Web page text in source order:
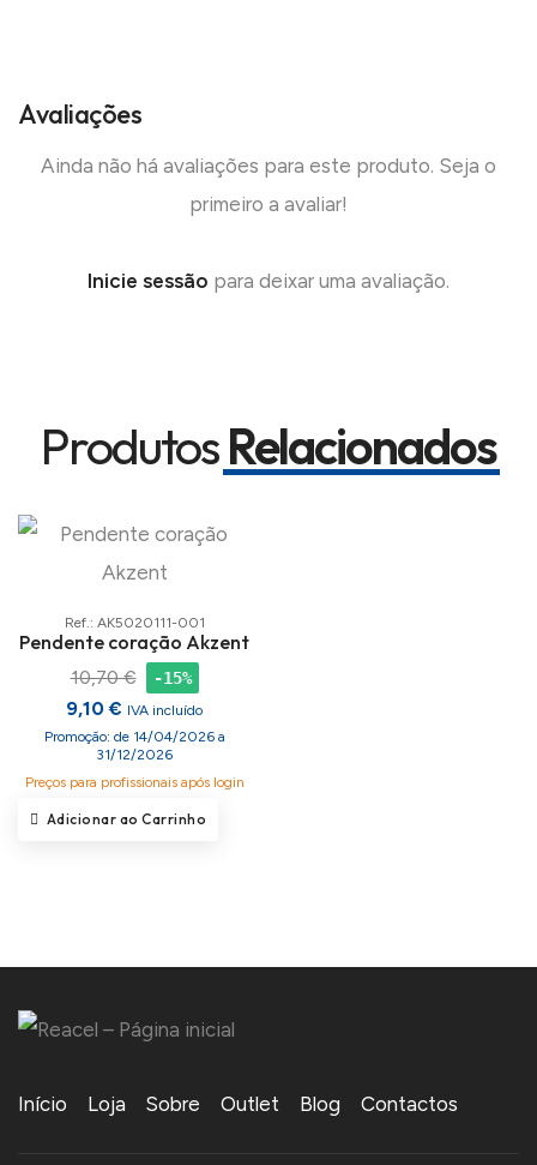
Avaliações
Ainda não há avaliações para este produto. Seja o
primeiro a avaliar!
Inicie sessão para deixar uma avaliação.
ProdutosRelacionados
Ref.: AK5020111-001
Pendente coração Akzent
10,70 € -15%
9,10 € IVA incluído
Promoção: de 14/04/2026 a
31/12/2026
Preços para profissionais após login
Adicionar ao Carrinho
Início Loja Sobre Outlet Blog Contactos